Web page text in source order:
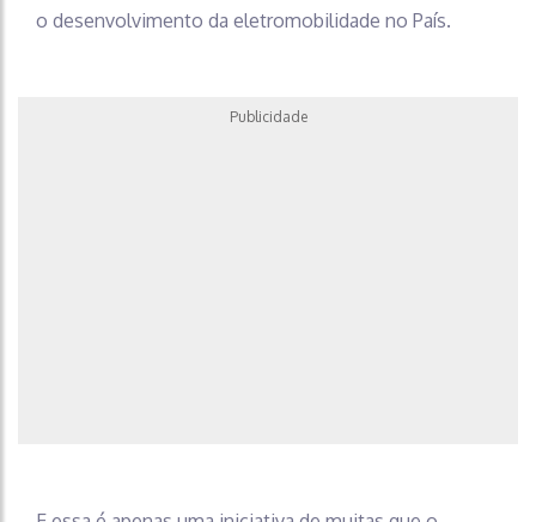
o desenvolvimento da eletromobilidade no País.
Publicidade